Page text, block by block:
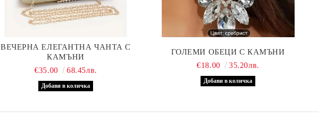
ВЕЧЕРНА ЕЛЕГАНТНА ЧАНТА С
КАМЪНИ
€35.00
68.45лв.
ГОЛЕМИ ОБЕЦИ С КАМЪНИ
€18.00
35.20лв.